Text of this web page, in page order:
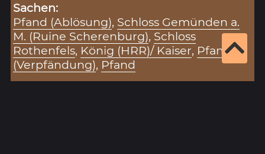
Sachen:
Pfand (Ablösung), Schloss Gemünden a.
M. (Ruine Scherenburg), Schloss
Rothenfels, König (HRR)/ Kaiser, Pfand
(Verpfändung), Pfand